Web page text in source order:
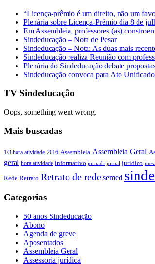
“Licença-prêmio é um direito, não um
Plenária sobre Licença-Prêmio dia 8 de
Em Assembleia, professores (as)
Sindeducação – Nota de Pesar
Sindeducação – Nota: As duas mais
Sindeducação realiza Reunião com
Plenária do Sindeducação debate
Sindeducação convoca para Ato
TV Sindeducação
Oops, something went wrong.
Mais buscadas
1/3 hora atividade 2016 Assembleia Assembleia Geral
geral hora atividade informativo jornada jornal juridico
Rede Retrato Retrato de rede semed
Categorias
50 anos Sindeducação
Abono
Agenda de greve
Aposentados
Assembleia Geral
Assessoria jurídica